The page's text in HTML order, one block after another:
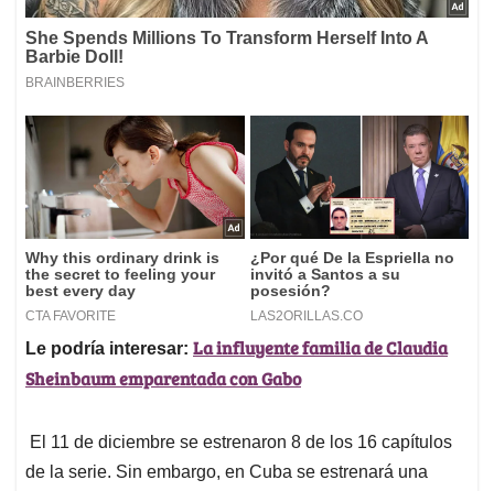
Le podría interesar: La influyente familia de Claudia
Sheinbaum emparentada con Gabo
El 11 de diciembre se estrenaron 8 de los 16 capítulos
de la serie. Sin embargo, en Cuba se estrenará una